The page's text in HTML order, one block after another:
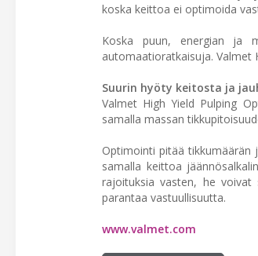
koska keittoa ei optimoida
Koska puun, energian ja
automaatioratkaisuja. Valmet
Suurin hyöty keitosta ja
Valmet High Yield Pulping
samalla massan
Optimointi pitää tikkumäärän
samalla keittoa
rajoituksia vasten, he voivat
parantaa vastuullisuutta.
www.valmet.com